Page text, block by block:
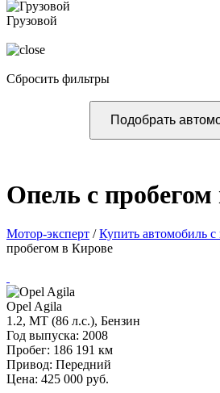
Грузовой
Сбросить фильтры
Опель с
Мотор-эксперт / Купить автомобиль с
пробегом в Кирове
Opel Agila
1.2, MT (86 л.с.), Бензин
Год выпуска: 2008
Пробег: 186 191 км
Привод: Передний
Цена: 425 000 руб.